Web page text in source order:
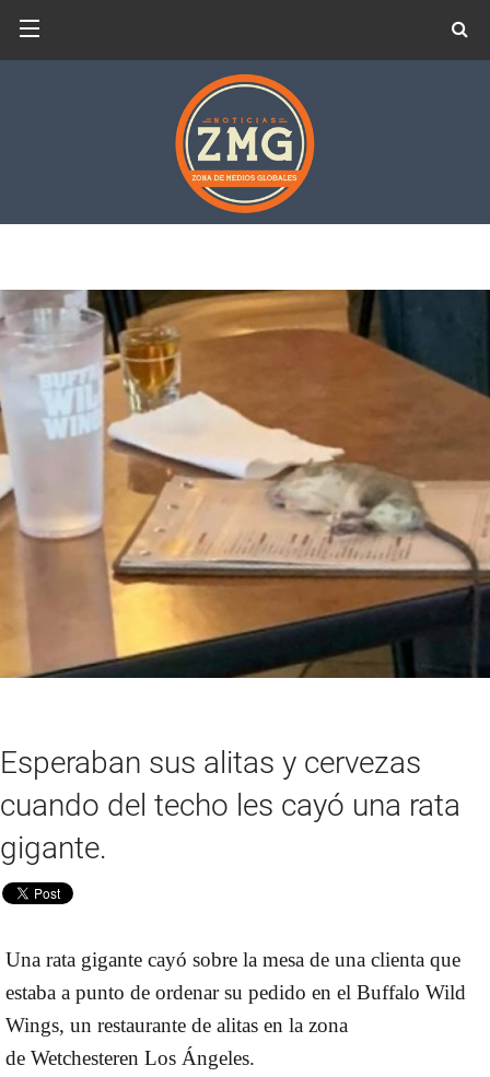
Esperaban sus alitas y cervezas
cuando del techo les cayó una rata
gigante.
Una rata gigante cayó sobre la mesa de una clienta que
estaba a punto de ordenar su pedido en el Buffalo Wild
Wings, un restaurante de alitas en la zona
de Wetchesteren Los Ángeles.